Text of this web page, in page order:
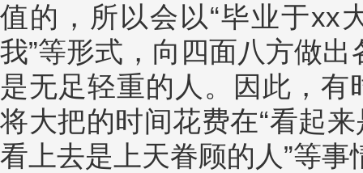
值的，所以会以“毕业于xx
我”等形式，向四面八方做
是无足轻重的人。因此，有
将大把的时间花费在“看起
看上去是上天眷顾的人”等事